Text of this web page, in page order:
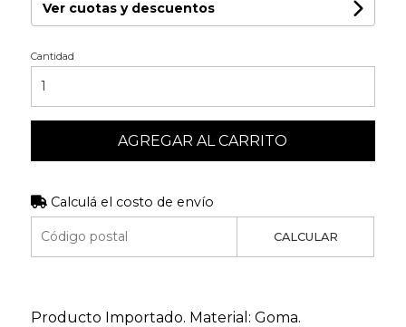
Ver cuotas y descuentos
Cantidad
AGREGAR AL CARRITO
Calculá el costo de envío
CALCULAR
Producto Importado. Material: Goma.